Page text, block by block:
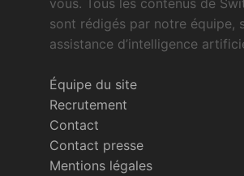
sont rédigés par notre équipe,
assistance d’intelligence
Équipe du site
Recrutement
Contact
Contact presse
Mentions légales